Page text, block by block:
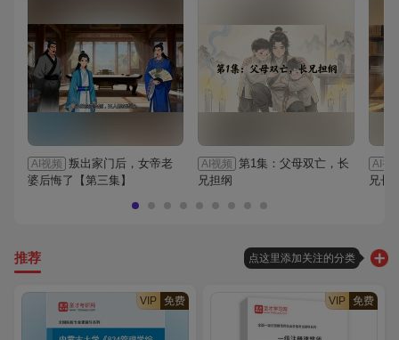
AI视频 叛出家门后，女帝老
婆后悔了【第三集】
AI视频
第1集：父母双亡，长
兄担纲
AI视
兄长
推荐 点这里添加关注的分类
VIP 免费 VIP 免费